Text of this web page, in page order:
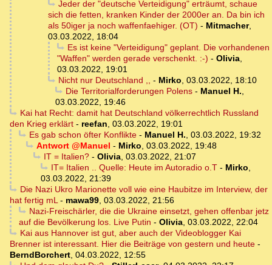
Jeder der "deutsche Verteidigung" erträumt, schaue
sich die fetten, kranken Kinder der 2000er an. Da bin ich
als 50iger ja noch waffenfaehiger. (OT) - Mitmacher,
03.03.2022, 18:04
Es ist keine "Verteidigung" geplant. Die vorhandenen
"Waffen" werden gerade verschenkt. :-) - Olivia,
03.03.2022, 19:01
Nicht nur Deutschland ,, - Mirko, 03.03.2022, 18:10
Die Territorialforderungen Polens- Manuel H.,
03.03.2022, 19:46
Kai hat Recht: damit hat Deutschland völkerrechtlich Russland
den Krieg erklärt - reefan, 03.03.2022, 19:01
Es gab schon öfter Konflikte- Manuel H., 03.03.2022, 19:32
Antwort @Manuel - Mirko, 03.03.2022, 19:48
IT = Italien?- Olivia, 03.03.2022, 21:07
IT= Italien .. Quelle: Heute im Autoradio o.T- Mirko,
03.03.2022, 21:39
Die Nazi Ukro Marionette voll wie eine Haubitze im Interview, der
hat fertig mL- mawa99, 03.03.2022, 21:56
Nazi-Freischärler, die die Ukraine einsetzt, gehen offenbar jetz
auf die Bevölkerung los. Live Putin - Olivia, 03.03.2022, 22:04
Kai aus Hannover ist gut, aber auch der Videoblogger Kai
Brenner ist interessant. Hier die Beiträge von gestern und heute -
BerndBorchert, 04.03.2022, 12:55